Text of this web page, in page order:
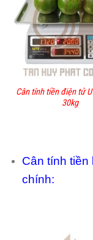
Cân tính tiền điện tử
30kg
Cân tính
chính: